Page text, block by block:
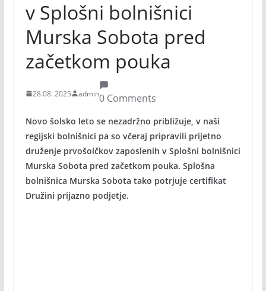
v Splošni bolnišnici
Murska Sobota pred
začetkom pouka
28.08. 2025 admin0 Comments
Novo šolsko leto se nezadržno približuje, v naši
regijski bolnišnici pa so včeraj pripravili prijetno
druženje prvošolčkov zaposlenih v Splošni bolnišnici
Murska Sobota pred začetkom pouka. Splošna
bolnišnica Murska Sobota tako potrjuje certifikat
Družini prijazno podjetje.